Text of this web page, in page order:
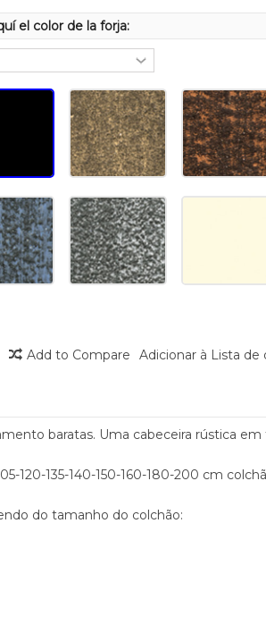
el color de la forja:
Add to Compare Adicionar à Lista de
baratas. Uma cabeceira rústica
120-135-140-150-160-180-200 cm
do tamanho do colchão: